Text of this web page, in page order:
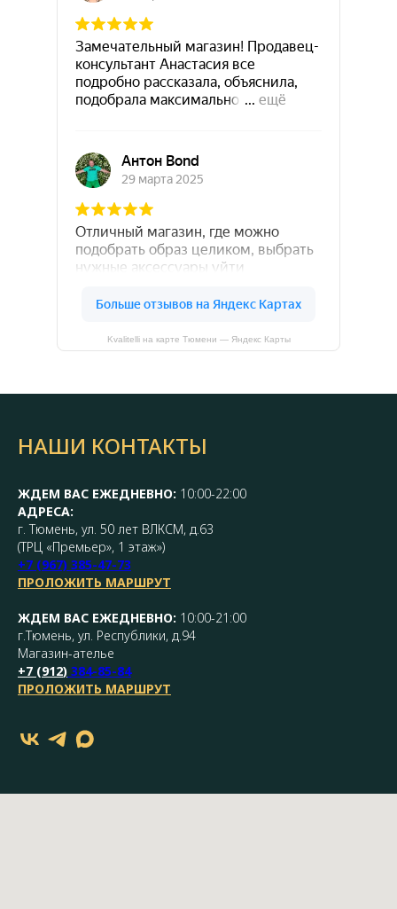
Kvalitelli на карте Тюмени — Яндекс Карты
НАШИ КОНТАКТЫ
ЖДЕМ ВАС ЕЖЕДНЕВНО: 10:00-22:00
АДРЕСА:
г. Тюмень, ул. 50 лет ВЛКСМ, д.63
(ТРЦ «Премьер», 1 этаж»)
+7 (967) 385-47-73
ПРОЛОЖИТЬ МАРШРУТ
ЖДЕМ ВАС ЕЖЕДНЕВНО: 10:00-21:00
г.Тюмень, ул. Республики, д.94
Магазин-ателье
+7 (912) 384-85-84
ПРОЛОЖИТЬ МАРШРУТ